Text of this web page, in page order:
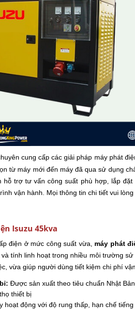
cung cấp các giải pháp máy phát
từ máy mới đến máy đã qua sử dụng
hỗ trợ tư vấn công suất phù hợp, lắp
vận hành. Mọi thông tin chi tiết vui
Isuzu 45kva
điện ở mức công suất vừa, máy phát
tính linh hoạt trong nhiều môi trường
vừa giúp người dùng tiết kiệm chi phí
Được sản xuất theo tiêu chuẩn Nhật
thiết bị
hoạt động với độ rung thấp, hạn chế